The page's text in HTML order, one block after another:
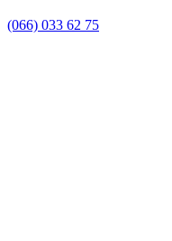
(066) 033 62 75